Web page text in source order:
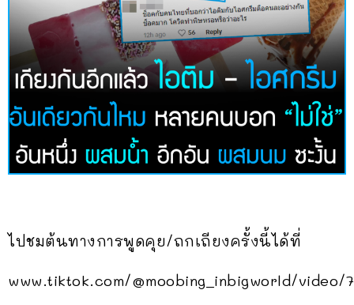
ไปชมต้นทางการพูดคุย/ถกเถียงครั้งนี้ได้ที่
www.tiktok.com/@moobing_inbigworld/video/